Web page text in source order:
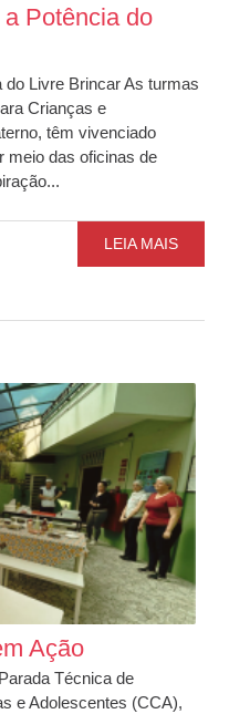
Potência do
Livre Brincar As turmas
Crianças e
têm vivenciado
meio das oficinas de
LEIA MAIS
Ação
Técnica de
e Adolescentes (CCA),